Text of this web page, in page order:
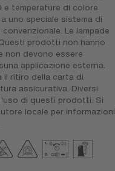
e temperature di colore
uno speciale sistema di
Le lampade
prodotti non hanno
non devono essere
applicazione esterna.
il ritiro della carta di
assicurativa. Diversi
di questi prodotti. Si
locale per informazioni